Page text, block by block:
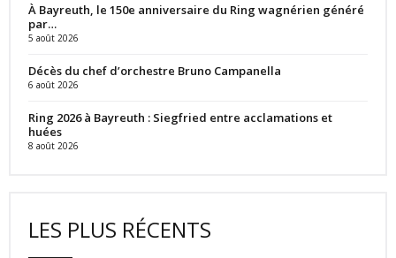
À Bayreuth, le 150e anniversaire du Ring wagnérien généré
par…
5 août 2026
Décès du chef d’orchestre Bruno Campanella
6 août 2026
Ring 2026 à Bayreuth : Siegfried entre acclamations et
huées
8 août 2026
LES PLUS RÉCENTS